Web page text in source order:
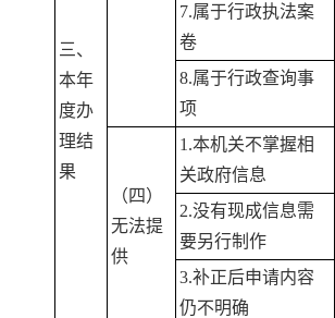
三、
本年
度办
理结
果
7.属于行政执法案
卷
8.属于行政查询事
项
（四）
无法提
供
1.本机关不掌握相
关政府信息
2.没有现成信息需
要另行制作
3.补正后申请内容
仍不明确